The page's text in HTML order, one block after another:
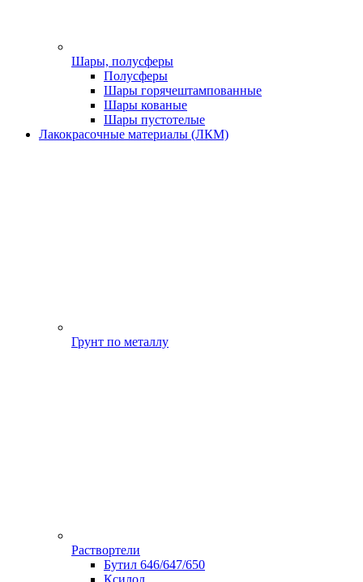
Шары, полусферы
Полусферы
Шары горячештампованные
Шары кованые
Шары пустотелые
Лакокрасочные материалы (ЛКМ)
Грунт по металлу
Раствортели
Бутил 646/647/650
Ксилол